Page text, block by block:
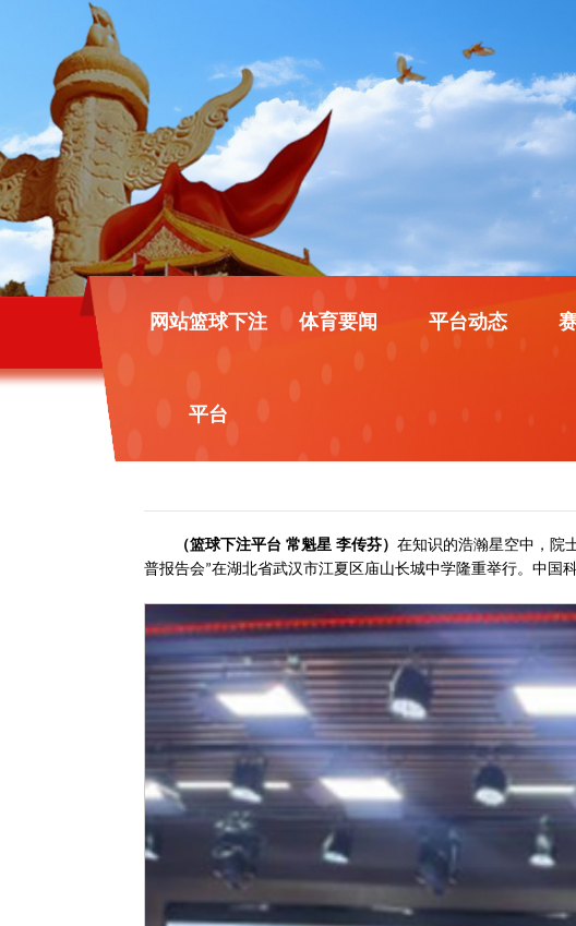
网站篮球下注
平台
体育要闻 平台动态
（篮球下注平台 常魁星 李传芬） 在知识的浩瀚星空中，院
普报告会”在湖北省武汉市江夏区庙山长城中学隆重举行。中国